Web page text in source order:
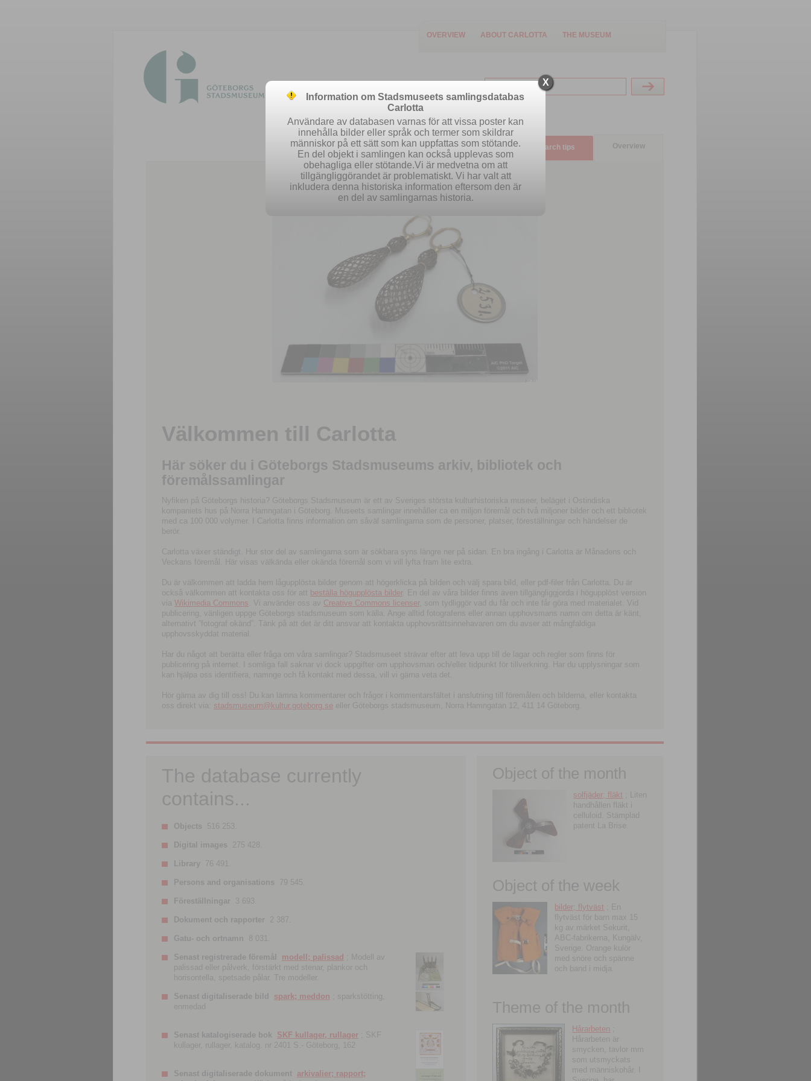
OVERVIEW ABOUT CARLOTTA THE MUSEUM
Easy search Advanced search Search tips Overview
Välkommen till Carlotta
Här söker du i Göteborgs Stadsmuseums arkiv, bibliotek och
föremålssamlingar
Nyfiken på Göteborgs historia? Göteborgs Stadsmuseum är ett av Sveriges största kulturhistoriska museer, beläget i Ostindiska
kompaniets hus på Norra Hamngatan i Göteborg. Museets samlingar innehåller ca en miljon föremål och två miljoner bilder och ett bibliotek
med ca 100 000 volymer. I Carlotta finns information om såväl samlingarna som de personer, platser, föreställningar och händelser de
berör.
Carlotta växer ständigt. Hur stor del av samlingarna som är sökbara syns längre ner på sidan. En bra ingång i Carlotta är Månadens och
Veckans föremål. Här visas välkända eller okända föremål som vi vill lyfta fram lite extra.
Du är välkommen att ladda hem lågupplösta bilder genom att högerklicka på bilden och välj spara bild, eller pdf-filer från Carlotta. Du är
också välkommen att kontakta oss för att beställa högupplösta bilder. En del av våra bilder finns även tillgängliggjorda i högupplöst version
via Wikimedia Commons . Vi använder oss av Creative Commons licenser, som tydliggör vad du får och inte får göra med materialet. Vid
publicering, vänligen uppge Göteborgs stadsmuseum som källa. Ange alltid fotografens eller annan upphovsmans namn om detta är känt,
alternativt ”fotograf okänd”. Tänk på att det är ditt ansvar att kontakta upphovsrättsinnehavaren om du avser att mångfaldiga
upphovsskyddat material.
Har du något att berätta eller fråga om våra samlingar? Stadsmuseet strävar efter att leva upp till de lagar och regler som finns för
publicering på internet. I somliga fall saknar vi dock uppgifter om upphovsman och/eller tidpunkt för tillverkning. Har du upplysningar som
kan hjälpa oss identifiera, namnge och få kontakt med dessa, vill vi gärna veta det.
Hör gärna av dig till oss! Du kan lämna kommentarer och frågor i kommentarsfältet i anslutning till föremålen och bilderna, eller kontakta
oss direkt via: stadsmuseum@kultur.goteborg.se eller Göteborgs stadsmuseum, Norra Hamngatan 12, 411 14 Göteborg.
The database currently
contains...
Objects 516 253.
Digital images 275 428.
Library 76 491.
Persons and organisations 79 545.
Föreställningar 3 693.
Dokument och rapporter 2 387.
Gatu- och ortnamn 8 031.
Senast registrerade föremål modell; palissad
; Modell av
palissad eller pålverk, förstärkt med stenar, plankor och
horisontella, spetsade pålar. Tre modeller.
Senast digitaliserade bild spark; meddon ; sparkstötting,
enmedad
Senast katalogiserade bok SKF kullager, rullager ; SKF
kullager, rullager, katalog. nr 2401 S.- Göteborg, 162
Senast digitaliserade dokument arkivalier; rapport;
Object of the month
solfjäder; fläkt ; Liten
handhållen fläkt i
celluloid. Stämplad
patent La Brise.
Object of the week
bilder; flytväst ; En
flytväst för barn max 15
kg av märket Sekurit,
ABC-fabrikerna, Kungälv,
Sverige. Orange kulör
med snöre och spänne
och band i midja.
Theme of the month
Hårarbeten
Hårarbeten är
smycken, tavlor mm
som utsmyckats
med människohår. I
X
Information om Stadsmuseets samlingsdatabas
Carlotta
Användare av databasen varnas för att vissa poster kan
innehålla bilder eller språk och termer som skildrar
människor på ett sätt som kan uppfattas som stötande.
En del objekt i samlingen kan också upplevas som
obehagliga eller stötande.Vi är medvetna om att
tillgängliggörandet är problematiskt. Vi har valt att
inkludera denna historiska information eftersom den är
en del av samlingarnas historia.